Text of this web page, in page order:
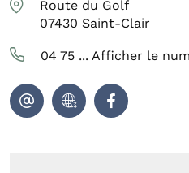
Route du Golf
07430 Saint-Clair
04 75 ... Afficher le